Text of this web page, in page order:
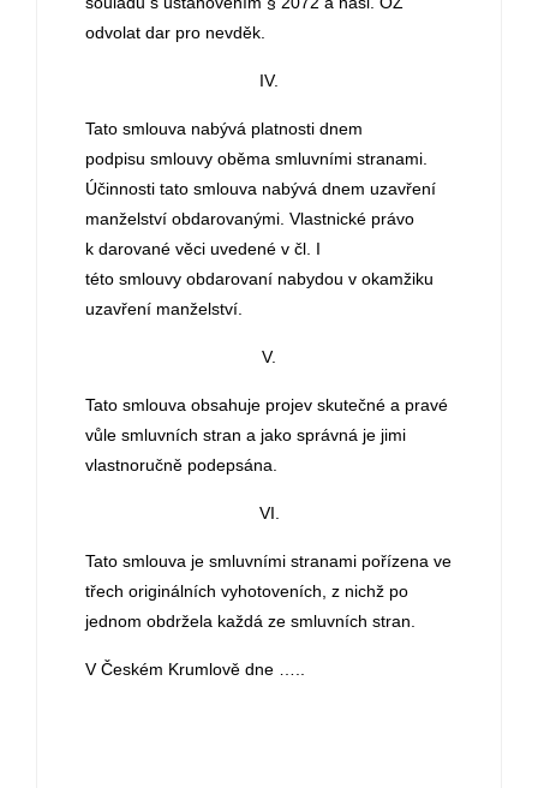
odvolat dar pro nevděk.
IV.
Tato smlouva nabývá platnosti dnem
podpisu smlouvy oběma smluvními stranami.
Účinnosti tato smlouva nabývá dnem uzavření
manželství obdarovanými. Vlastnické právo
k darované věci uvedené v čl. I
této smlouvy obdarovaní nabydou v okamžiku
uzavření manželství.
V.
Tato smlouva obsahuje projev skutečné a pravé
vůle smluvních stran a jako správná je jimi
vlastnoručně podepsána.
VI.
Tato smlouva je smluvními stranami pořízena ve
třech originálních vyhotoveních, z nichž po
jednom obdržela každá ze smluvních stran.
V Českém Krumlově dne …..